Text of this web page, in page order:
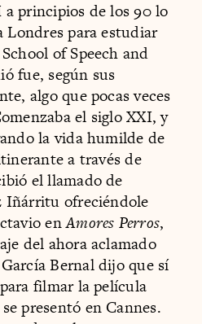
principios de los 90 lo
Londres para estudiar
of Speech and
fue, según sus
algo que pocas veces
el siglo XXI, y
la vida humilde de
a través de
el llamado de
Iñárritu ofreciéndole
enAmores Perros,
del ahora aclamado
Bernal dijo que sí
filmar la película
presentó en Cannes.